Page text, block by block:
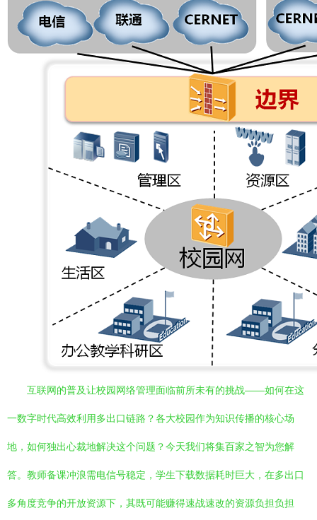
互联网的普及让校园网络管理面临前所未有的挑战——如何在这
一数字时代高效利用多出口链路？各大校园作为知识传播的核心场
地，如何独出心裁地解决这个问题？今天我们将集百家之智为您解
答。教师备课冲浪需电信号稳定，学生下载数据耗时巨大，在多出口
多角度竞争的开放资源下，其既可能赚得速战速改的资源负担负担